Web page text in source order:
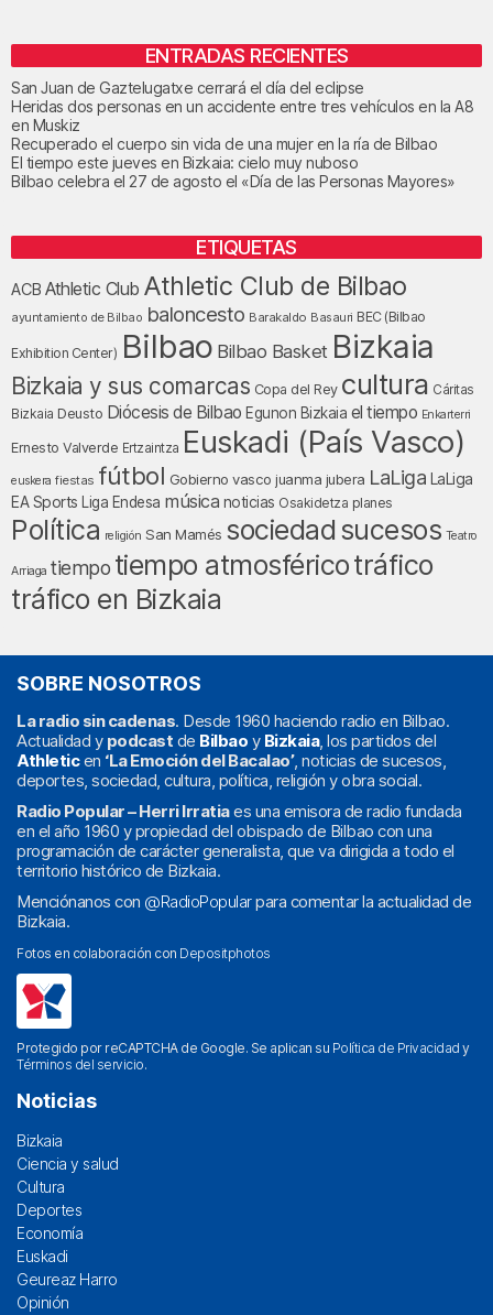
ENTRADAS RECIENTES
San Juan de Gaztelugatxe cerrará el día del eclipse
Heridas dos personas en un accidente entre tres vehículos en la A8
en Muskiz
Recuperado el cuerpo sin vida de una mujer en la ría de Bilbao
El tiempo este jueves en Bizkaia: cielo muy nuboso
Bilbao celebra el 27 de agosto el «Día de las Personas Mayores»
ETIQUETAS
ACB Athletic Club Athletic Club de Bilbao
ayuntamiento de Bilbao baloncesto Barakaldo Basauri BEC (Bilbao
Exhibition Center) Bilbao Bilbao Basket Bizkaia
Bizkaia y sus comarcas Copa del Rey cultura Cáritas
Bizkaia Deusto Diócesis de Bilbao Egunon Bizkaia el tiempo Enkarterri
Ernesto Valverde Ertzaintza Euskadi (País Vasco)
euskera fiestas fútbol Gobierno vasco juanma jubera LaLiga LaLiga
EA Sports
Liga Endesa música noticias Osakidetza planes
Política religión San Mamés sociedad sucesos Teatro
Arriaga tiempo tiempo atmosféricotráfico
tráfico en Bizkaia
SOBRE NOSOTROS
La radio sin cadenas. Desde 1960 haciendo radio en Bilbao.
Actualidad y podcast de Bilbao y Bizkaia, los partidos del
Athleticen ‘La Emoción del Bacalao’, noticias de sucesos,
deportes, sociedad, cultura, política, religión y obra social.
Radio Popular – Herri Irratiaes una emisora de radio fundada
en el año 1960 y propiedad del obispado de Bilbao con una
programación de carácter generalista, que va dirigida a todo el
territorio histórico de Bizkaia.
Menciónanos con @RadioPopularpara comentar la actualidad de
Bizkaia.
Fotos en colaboración con Depositphotos
Protegido por reCAPTCHA de Google. Se aplican su Política de Privacidad y
Términos del servicio.
Noticias
Bizkaia
Ciencia y salud
Cultura
Deportes
Economía
Euskadi
Geureaz Harro
Opinión